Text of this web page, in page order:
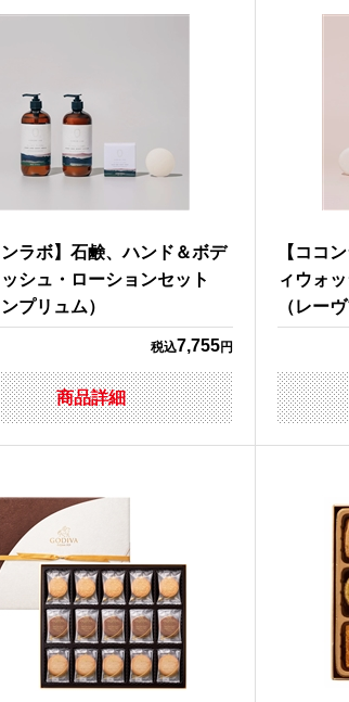
ンラボ】石鹸、ハンド＆ボデ
シュ・ローションセット
ンプリュム）
税込7,755円
商品詳細
【ココ
ィウォ
（レー